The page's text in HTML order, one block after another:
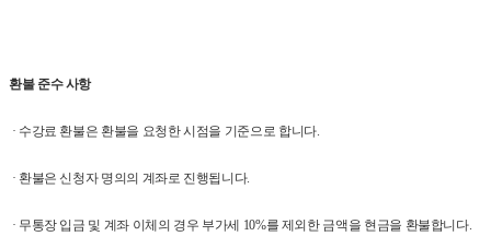
환불 준수 사항
· 수강료 환불은 환불을 요청한 시점을 기준으로 합니다.
· 환불은 신청자 명의의 계좌로 진행됩니다.
· 무통장 입금 및 계좌 이체의 경우 부가세 10%를 제외한 금액을 현금을 환불합니다.